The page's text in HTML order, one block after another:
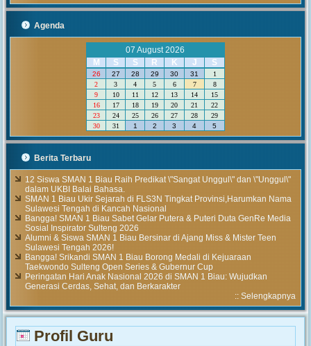
Agenda
07 August 2026
M
S S R K J S
26 27 28 29 30 31
1
2
3 4 5 6 7
8
9
10 11 12 13 14
15
16
17 18 19 20 21
22
23
24 25 26 27 28
29
30
31 1 2 3 4 5
Berita Terbaru
12 Siswa SMAN 1 Biau Raih Predikat \"Sangat Unggul\" dan \"Unggul\"
dalam UKBI Balai Bahasa.
SMAN 1 Biau Ukir Sejarah di FLS3N Tingkat Provinsi,Harumkan Nama
Sulawesi Tengah di Kancah Nasional
Bangga! SMAN 1 Biau Sabet Gelar Putera & Puteri Duta GenRe Media
Sosial Inspirator Sulteng 2026
Alumni & Siswa SMAN 1 Biau Bersinar di Ajang Miss & Mister Teen
Sulawesi Tengah 2026!
Bangga! Srikandi SMAN 1 Biau Borong Medali di Kejuaraan
Taekwondo Sulteng Open Series & Gubernur Cup
Peringatan Hari Anak Nasional 2026 di SMAN 1 Biau: Wujudkan
Generasi Cerdas, Sehat, dan Berkarakter
:: Selengkapnya
Profil Guru